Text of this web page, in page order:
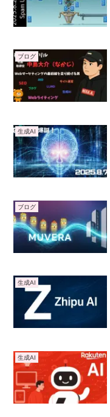
ブログ
生成AI
ブログ
生成AI
生成AI